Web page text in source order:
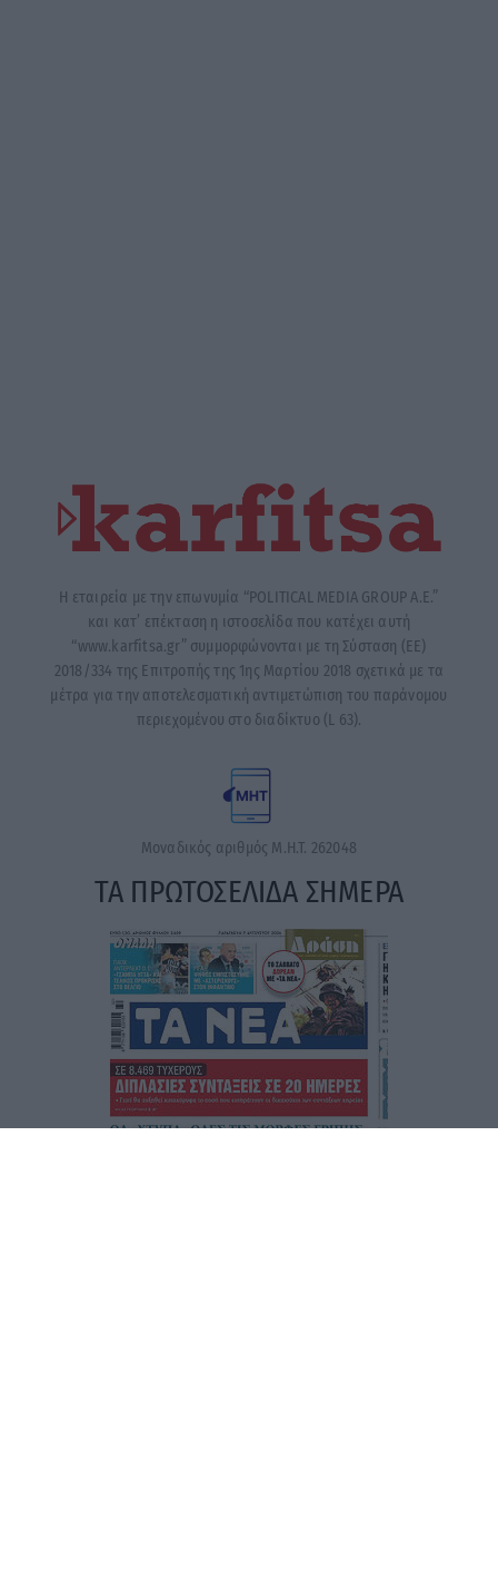
Η εταιρεία με την επωνυμία “POLITICAL MEDIA GROUP A.E.”
και κατ’ επέκταση η ιστοσελίδα που κατέχει αυτή
“www.karfitsa.gr” συμμορφώνονται με τη Σύσταση (ΕΕ)
2018/334 της Επιτροπής της 1ης Μαρτίου 2018 σχετικά με τα
μέτρα για την αποτελεσματική αντιμετώπιση του παράνομου
περιεχομένου στο διαδίκτυο (L 63).
Μοναδικός αριθμός Μ.Η.Τ. 262048
ΤΑ ΠΡΩΤΟΣΕΛΙΔΑ ΣΗΜΕΡΑ